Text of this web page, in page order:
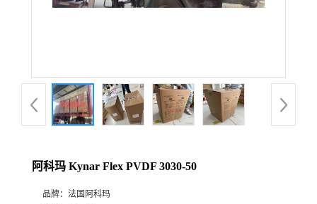
品
厅
阿科玛 Kynar Flex PVDF 3030-50
品牌： 法国阿科玛